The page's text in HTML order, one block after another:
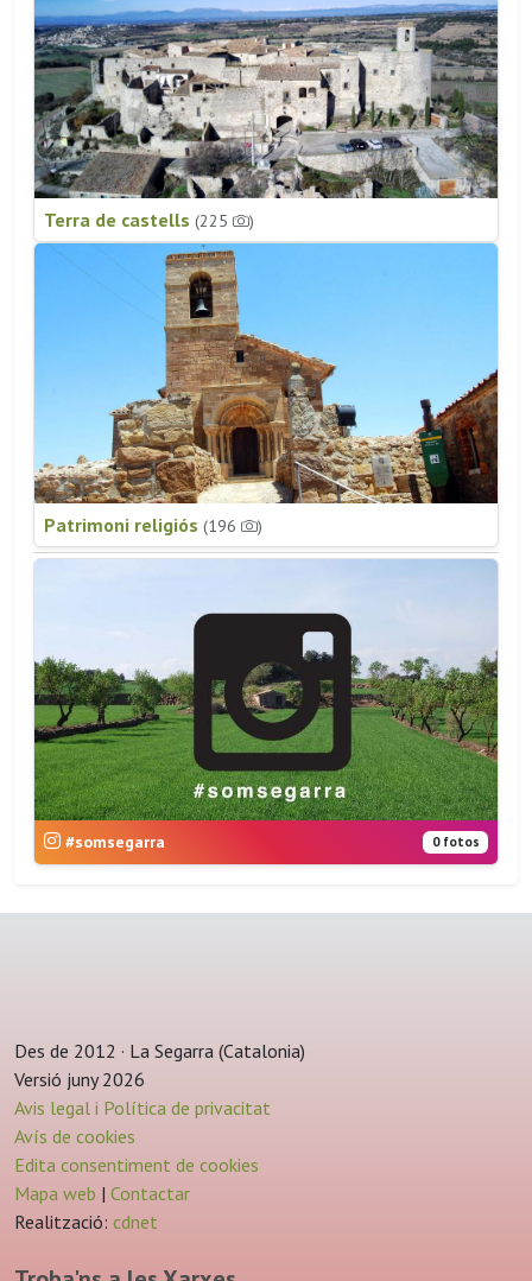
Terra de castells (225 )
Patrimoni religiós (196 )
#somsegarra 0 fotos
Des de 2012 · La Segarra (Catalonia)
Versió juny 2026
Avis legal i Política de privacitat
Avís de cookies
Edita consentiment de cookies
Mapa web | Contactar
Realització: cdnet